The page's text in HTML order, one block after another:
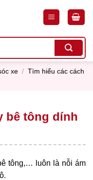
xe / Tìm hiểu các cách
bê tông dính
tông,… luôn là nỗi ám